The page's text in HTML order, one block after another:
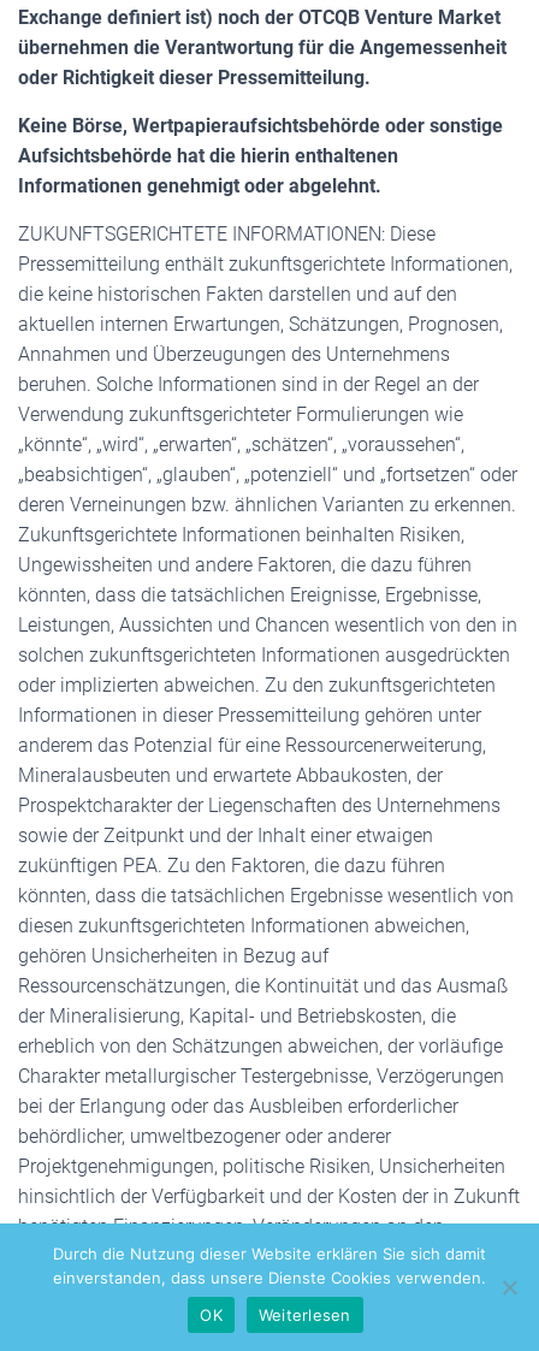
Exchange definiert ist) noch der OTCQB Venture Market
übernehmen die Verantwortung für die Angemessenheit
oder Richtigkeit dieser Pressemitteilung.
Keine Börse, Wertpapieraufsichtsbehörde oder sonstige
Aufsichtsbehörde hat die hierin enthaltenen
Informationen genehmigt oder abgelehnt.
ZUKUNFTSGERICHTETE INFORMATIONEN: Diese
Pressemitteilung enthält zukunftsgerichtete Informationen,
die keine historischen Fakten darstellen und auf den
aktuellen internen Erwartungen, Schätzungen, Prognosen,
Annahmen und Überzeugungen des Unternehmens
beruhen. Solche Informationen sind in der Regel an der
Verwendung zukunftsgerichteter Formulierungen wie
„könnte“, „wird“, „erwarten“, „schätzen“, „voraussehen“,
„beabsichtigen“, „glauben“, „potenziell“ und „fortsetzen“ oder
deren Verneinungen bzw. ähnlichen Varianten zu erkennen.
Zukunftsgerichtete Informationen beinhalten Risiken,
Ungewissheiten und andere Faktoren, die dazu führen
könnten, dass die tatsächlichen Ereignisse, Ergebnisse,
Leistungen, Aussichten und Chancen wesentlich von den in
solchen zukunftsgerichteten Informationen ausgedrückten
oder implizierten abweichen. Zu den zukunftsgerichteten
Informationen in dieser Pressemitteilung gehören unter
anderem das Potenzial für eine Ressourcenerweiterung,
Mineralausbeuten und erwartete Abbaukosten, der
Prospektcharakter der Liegenschaften des Unternehmens
sowie der Zeitpunkt und der Inhalt einer etwaigen
zukünftigen PEA. Zu den Faktoren, die dazu führen
könnten, dass die tatsächlichen Ergebnisse wesentlich von
diesen zukunftsgerichteten Informationen abweichen,
gehören Unsicherheiten in Bezug auf
Ressourcenschätzungen, die Kontinuität und das Ausmaß
der Mineralisierung, Kapital- und Betriebskosten, die
erheblich von den Schätzungen abweichen, der vorläufige
Charakter metallurgischer Testergebnisse, Verzögerungen
bei der Erlangung oder das Ausbleiben erforderlicher
behördlicher, umweltbezogener oder anderer
Projektgenehmigungen, politische Risiken, Unsicherheiten
hinsichtlich der Verfügbarkeit und der Kosten der in Zukunft
benötigten Finanzierungen, Veränderungen an den
Aktienmärkten, Inflation, Wechselkursschwankungen,
Schwankungen der Rohstoffpreise sowie die sonstigen
Risiken, die mit der n Mineralexploration und -erschließung
Durch die Nutzung dieser Website erklären Sie sich damit
einverstanden, dass unsere Dienste Cookies verwenden.
OK
Weiterlesen